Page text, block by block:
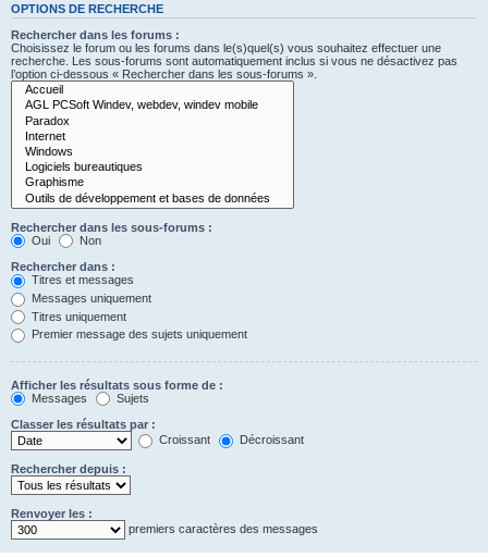
OPTIONS DE RECHERCHE
Rechercher dans les forums :
Choisissez le forum ou les forums dans le(s)quel(s) vous souhaitez effectuer une
recherche. Les sous-forums sont automatiquement inclus si vous ne désactivez pas
l’option ci-dessous « Rechercher dans les sous-forums ».
Rechercher dans les sous-forums :
Oui
Non
Rechercher dans :
Titres et messages
Messages uniquement
Titres uniquement
Premier message des sujets uniquement
Afficher les résultats sous forme de :
Messages
Sujets
Classer les résultats par :
Croissant
Décroissant
Rechercher depuis :
Renvoyer les :
premiers caractères des messages